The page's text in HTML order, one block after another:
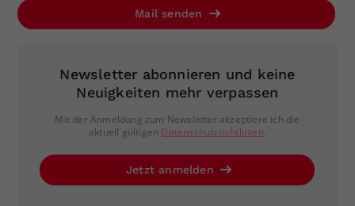
Mail senden
Newsletter abonnieren und keine
Neuigkeiten mehr verpassen
Mit der Anmeldung zum Newsletter akzeptiere ich die
aktuell gültigen Datenschutzrichtlinien.
Jetzt anmelden